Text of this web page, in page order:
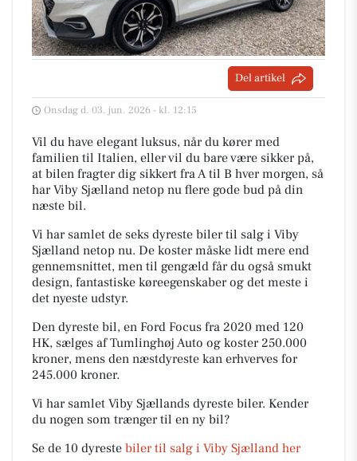
Del artikel
Onsdag d. 03. jun. 2026 - kl. 12:15
Vil du have elegant luksus, når du kører med
familien til Italien, eller vil du bare være sikker på,
at bilen fragter dig sikkert fra A til B hver morgen, så
har Viby Sjælland netop nu flere gode bud på din
næste bil.
Vi har samlet de seks dyreste biler til salg i Viby
Sjælland netop nu. De koster måske lidt mere end
gennemsnittet, men til gengæld får du også smukt
design, fantastiske køreegenskaber og det meste i
det nyeste udstyr.
Den dyreste bil, en Ford Focus fra 2020 med 120
HK, sælges af Tumlinghøj Auto og koster 250.000
kroner, mens den næstdyreste kan erhverves for
245.000 kroner.
Vi har samlet Viby Sjællands dyreste biler. Kender
du nogen som trænger til en ny bil?
Se de 10 dyreste biler til salg i Viby Sjælland her